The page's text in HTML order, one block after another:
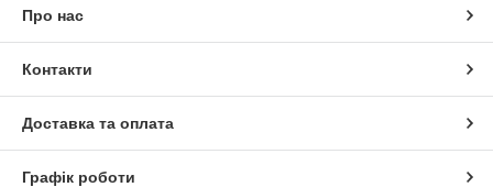
Про нас
Контакти
Доставка та оплата
Графік роботи